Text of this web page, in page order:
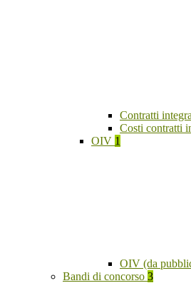
Contratti
Costi contratti
OIV 1
OIV (da
Bandi di concorso 3